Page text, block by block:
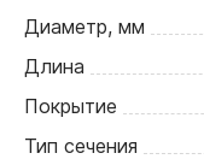
Диаметр, мм
Длина
Покрытие
Тип сечения